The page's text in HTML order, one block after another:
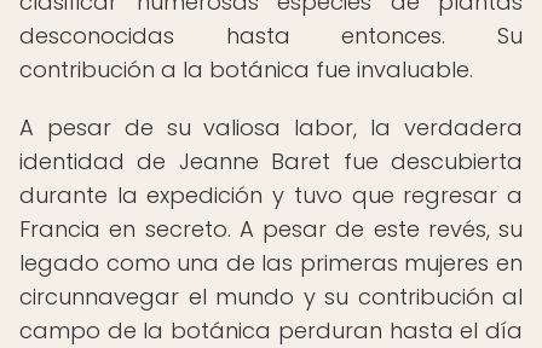
desconocidas hasta entonces. Su
contribución a la botánica fue invaluable.
A pesar de su valiosa labor, la verdadera
identidad de Jeanne Baret fue descubierta
durante la expedición y tuvo que regresar a
Francia en secreto. A pesar de este revés, su
legado como una de las primeras mujeres en
circunnavegar el mundo y su contribución al
campo de la botánica perduran hasta el día